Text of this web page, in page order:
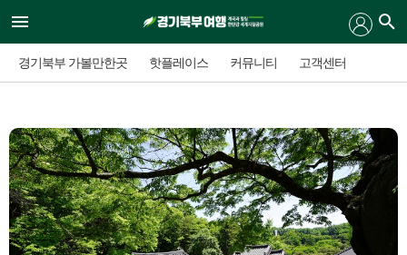
경기북부 가볼만한곳 핫플레이스 커뮤니티 고객센터